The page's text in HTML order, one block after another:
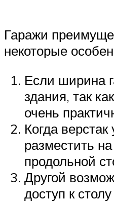
Гаражи
некоторые
Если ширина
здания, так
очень
Когда
разместить
продольной
Другой
доступ к